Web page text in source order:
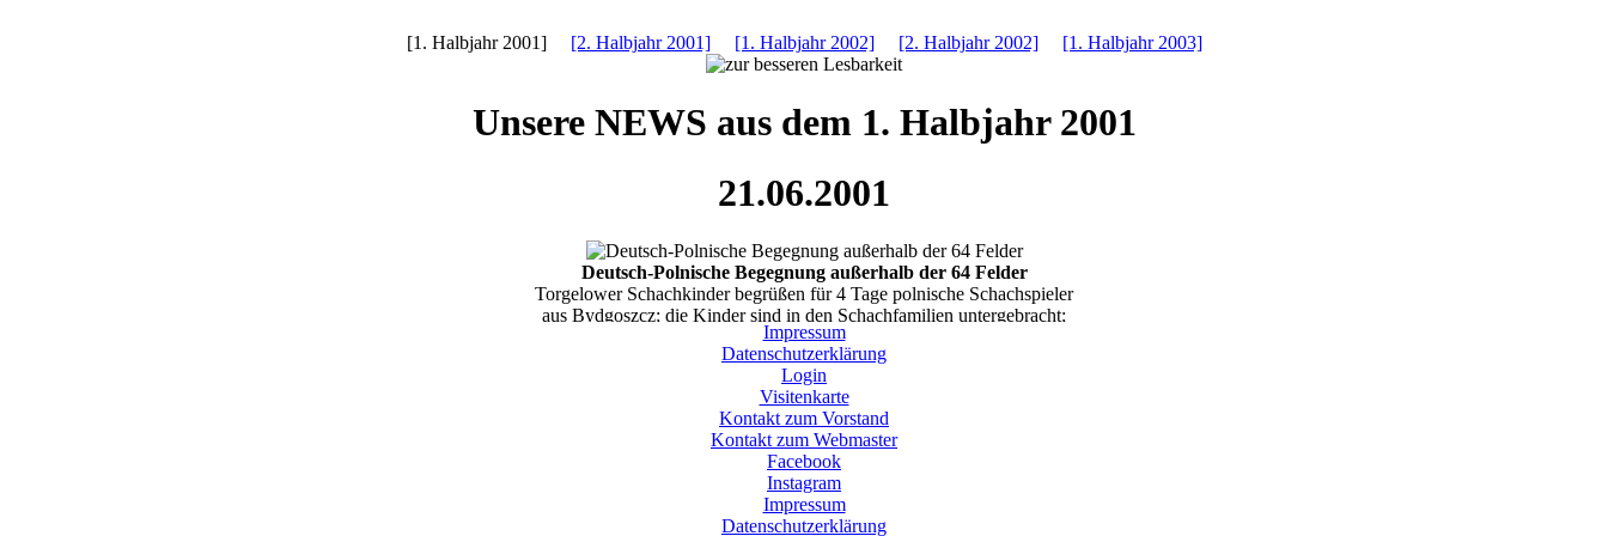
[1. Halbjahr 2001] [2. Halbjahr 2001] [1. Halbjahr 2002] [2. Halbjahr 2002] [1. Halbjahr 2003]
Unsere NEWS aus dem 1. Halbjahr 2001
21.06.2001
Deutsch-Polnische Begegnung außerhalb der 64 Felder
Torgelower Schachkinder begrüßen für 4 Tage polnische Schachspieler
aus Bydgoszcz; die Kinder sind in den Schachfamilien untergebracht;
auf dem Programm steht das Kennenlernen der Sehenswürdigkeiten der Stadt Ueckermünde:
Innnestadt, Schloß, Tierpark, Minigolf am Ueckermünder Strand, Hafenfest;
in Torgelow stehen auf dem Plan:
Ukranenland, Kegeln im Haus an der Schleuse, Vergleichskampf im Großfeldschach, Stadtsportfest
Impressum
Datenschutzerklärung
Login
Visitenkarte
Kontakt zum Vorstand
Kontakt zum Webmaster
Facebook
Instagram
Impressum
Datenschutzerklärung